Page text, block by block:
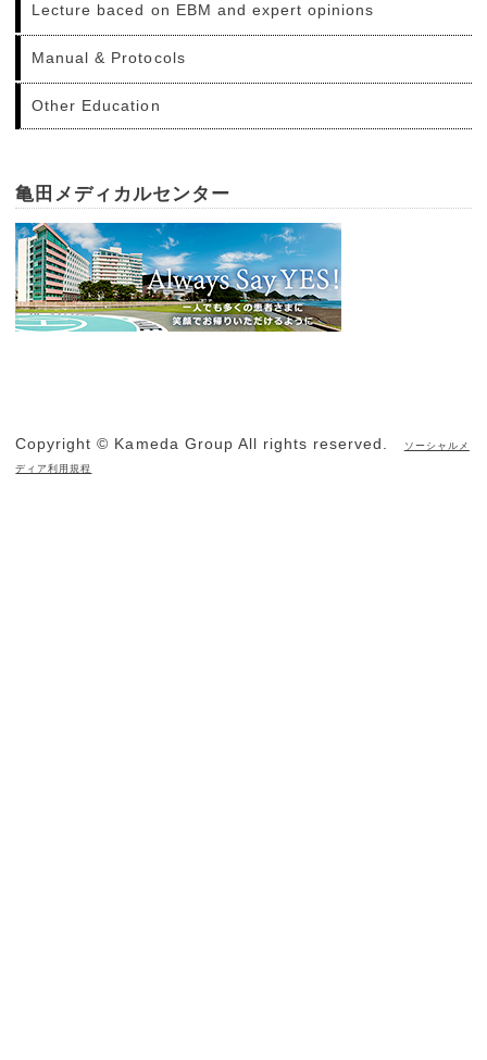
Lecture baced on EBM and expert opinions
Manual & Protocols
Other Education
亀田メディカルセンター
Copyright © Kameda Group All rights reserved. ソーシャルメ
ディア利用規程